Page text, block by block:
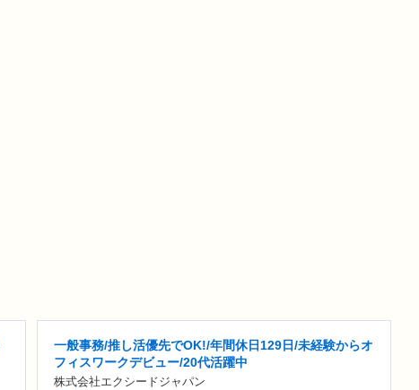
一般事務/推し活優先でOK!/年間休日129日/未経験からオ
フィスワークデビュー/20代活躍中
株式会社エクシードジャパン